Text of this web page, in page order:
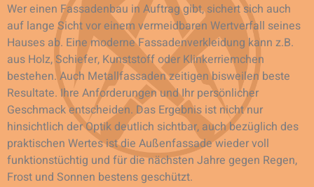
Wer einen Fassadenbau in Auftrag gibt, sichert sich auch
auf lange Sicht vor einem vermeidbaren Wertverfall seines
Hauses ab. Eine moderne Fassadenverkleidung kann z.B.
aus Holz, Schiefer, Kunststoff oder Klinkerriemchen
bestehen. Auch Metallfassaden zeitigen bisweilen beste
Resultate. Ihre Anforderungen und Ihr persönlicher
Geschmack entscheiden. Das Ergebnis ist nicht nur
hinsichtlich der Optik deutlich sichtbar, auch bezüglich des
praktischen Wertes ist die Außenfassade wieder voll
funktionstüchtig und für die nächsten Jahre gegen Regen,
Frost und Sonnen bestens geschützt.